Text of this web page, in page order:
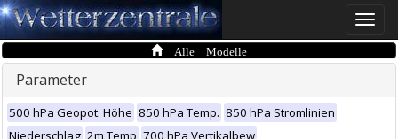
Toggle
Alle Modelle
Parameter
500 hPa Geopot. Höhe 850 hPa Temp. 850 hPa Stromlinien
Niederschlag 2m Temp 700 hPa Vertikalbew